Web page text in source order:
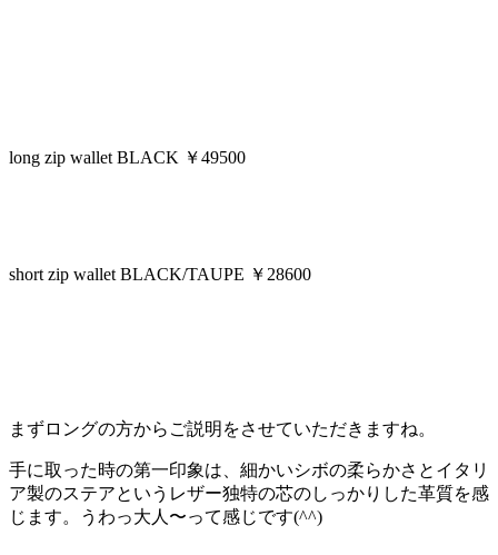
long zip wallet BLACK ￥49500
short zip wallet BLACK/TAUPE ￥28600
まずロングの方からご説明をさせていただきますね。
手に取った時の第一印象は、細かいシボの柔らかさとイタリ
ア製のステアというレザー独特の芯のしっかりした革質を感
じます。うわっ大人〜って感じです(^^)